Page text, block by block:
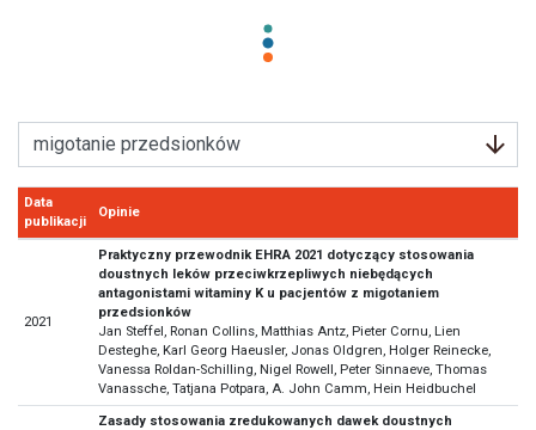
Data
publikacji
Opinie
2021
Praktyczny przewodnik EHRA 2021 dotyczący stosowania
doustnych leków przeciwkrzepliwych niebędących
antagonistami witaminy K u pacjentów z migotaniem
przedsionków
Jan Steffel, Ronan Collins, Matthias Antz, Pieter Cornu, Lien
Desteghe, Karl Georg Haeusler, Jonas Oldgren, Holger Reinecke,
Vanessa Roldan-Schilling, Nigel Rowell, Peter Sinnaeve, Thomas
Vanassche, Tatjana Potpara, A. John Camm, Hein Heidbuchel
Zasady stosowania zredukowanych dawek doustnych